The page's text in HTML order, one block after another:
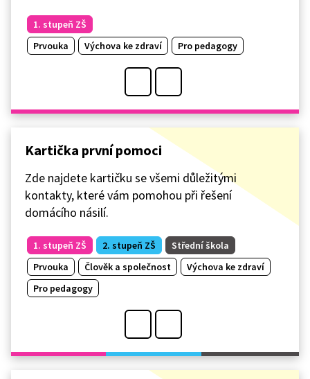
1. stupeň ZŠ
Prvouka
Výchova ke zdraví Pro pedagogy
Kartička první pomoci
Zde najdete kartičku se všemi důležitými
kontakty, které vám pomohou při řešení
domácího násilí.
1. stupeň ZŠ 2. stupeň ZŠ
Střední škola
Prvouka
Člověk a společnost
Výchova ke zdraví
Pro pedagogy